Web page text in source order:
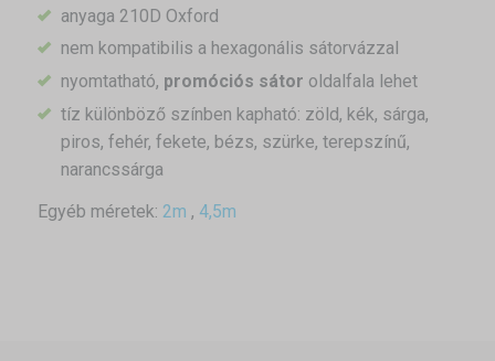
anyaga 210D Oxford
nem kompatibilis a hexagonális sátorvázzal
nyomtatható, promóciós sátor oldalfala lehet
tíz különböző színben kapható: zöld, kék, sárga,
piros, fehér, fekete, bézs, szürke, terepszínű,
narancssárga
Egyéb méretek: 2m , 4,5m